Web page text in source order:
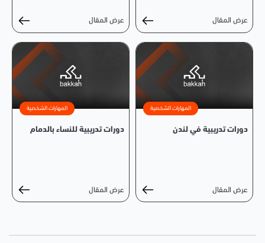
عرض المقال عرض المقال
المهارات الشخصية
دورات تدريبية في لندن
عرض المقال
المهارات الشخصية
دورات تدريبية للنساء بالدمام
عرض المقال